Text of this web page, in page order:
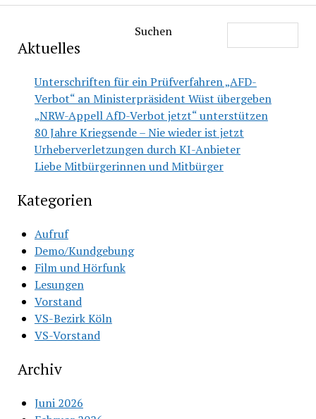
Suchen
Aktuelles
Unterschriften für ein Prüfverfahren „AFD-
Verbot“ an Ministerpräsident Wüst übergeben
„NRW-Appell AfD-Verbot jetzt“ unterstützen
80 Jahre Kriegsende – Nie wieder ist jetzt
Urheberverletzungen durch KI-Anbieter
Liebe Mitbürgerinnen und Mitbürger
Kategorien
Aufruf
Demo/Kundgebung
Film und Hörfunk
Lesungen
Vorstand
VS-Bezirk Köln
VS-Vorstand
Archiv
Juni 2026